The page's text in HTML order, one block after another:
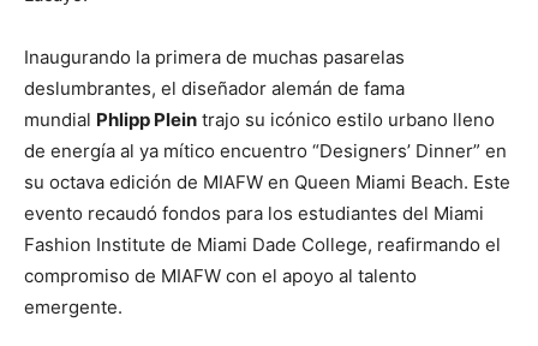
Inaugurando la primera de muchas pasarelas
deslumbrantes, el diseñador alemán de fama
mundial Phlipp Plein trajo su icónico estilo urbano lleno
de energía al ya mítico encuentro “Designers’ Dinner” en
su octava edición de MIAFW en Queen Miami Beach. Este
evento recaudó fondos para los estudiantes del Miami
Fashion Institute de Miami Dade College, reafirmando el
compromiso de MIAFW con el apoyo al talento
emergente.